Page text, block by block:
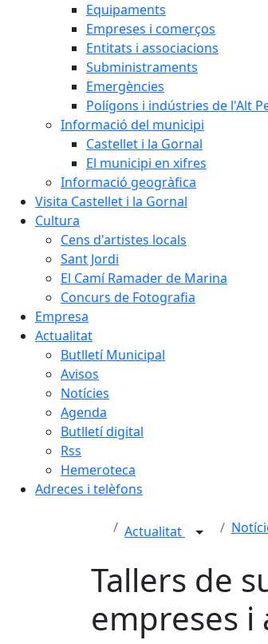
Equipaments
Empreses i comerços
Entitats i associacions
Subministraments
Emergències
Polígons i indústries de l'Alt
Informació del municipi
Castellet i la Gornal
El municipi en xifres
Informació geogràfica
Visita Castellet i la Gornal
Cultura
Cens d'artistes locals
Sant Jordi
El Camí Ramader de Marina
Concurs de Fotografia
Empresa
Actualitat
Butlletí Municipal
Avisos
Notícies
Agenda
Butlletí digital
Rss
Hemeroteca
Adreces i telèfons
Actualitat
Tallers de
empreses